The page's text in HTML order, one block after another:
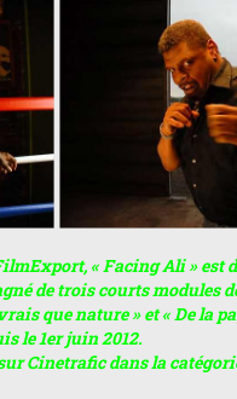
« Facing Ali » est
de trois courts modules
que nature » et « De la
le 1er juin 2012.
Cinetrafic dans la